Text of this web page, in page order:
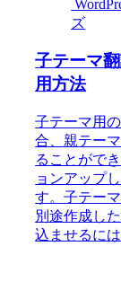
ズ
子テーマ
用方法
子テーマ用
合、親テー
ることがで
ョンアップ
す。子テー
別途作成し
込ませるに